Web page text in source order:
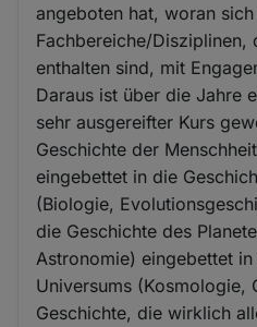
angeboten hat, woran
Fachbereiche/Disziplinen,
enthalten sind, mit
Daraus ist über die Jahre
sehr ausgereifter Kurs
Geschichte der
eingebettet in die
(Biologie,
die Geschichte des
Astronomie) eingebettet
Universums (Kosmologie,
Geschichte, die wirklich